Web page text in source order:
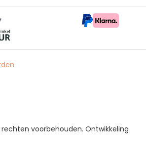
voorbehouden. Ontwikkeling